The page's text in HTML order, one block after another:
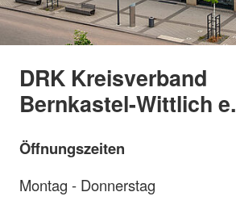
DRK Kreisverband
Bernkastel-Wittlich
Öffnungszeiten
Montag - Donnerstag